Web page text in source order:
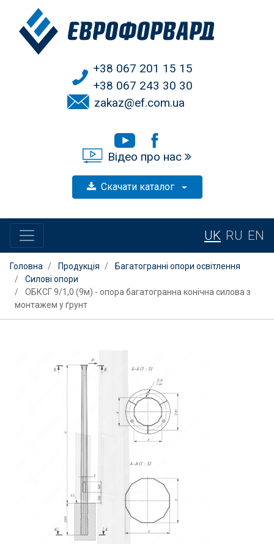
+38 067 201 15 15
+38 067 243 30 30
zakaz@ef.com.ua
Відео про нас
Скачати каталог
UK RU EN
Головна Продукція
Багатогранні опори освітлення
Силові опори
ОБКСГ 9/1,0 (9м) - опора багатогранна конічна силова з
монтажем у ґрунт